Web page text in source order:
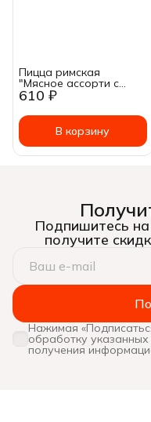
610 ₽
Пицца римская
"Мясное ассорти с
соусом барбекю", зам.
В корзину
Подпишитесь
получите
Нажимая
обработку
получения